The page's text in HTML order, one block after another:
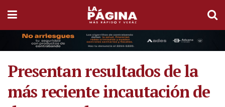
Presentan resultados de la
más reciente incautación de